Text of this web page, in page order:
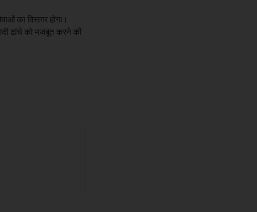
का विस्तार होगा।
ढांचे को मजबूत करने की